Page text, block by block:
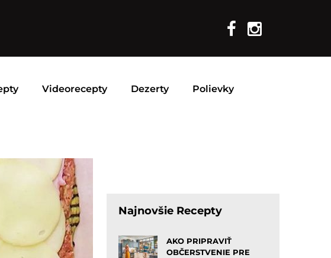
Videorecepty Dezerty Polievky
Najnovšie Recepty
AKO PRIPRAVIŤ
OBČERSTVENIE PRE